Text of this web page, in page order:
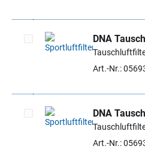
Artikel auswählen
DNA
Art.-Nr.:
Artikel auswählen
DNA
Art.-Nr.: